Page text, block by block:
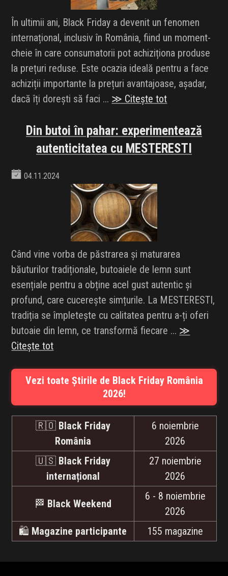
În ultimii ani, Black Friday a devenit un fenomen
internațional, inclusiv în România, fiind un moment-
cheie în care consumatorii pot achiziționa produse
la prețuri reduse. Este ocazia ideală pentru a face
achiziții importante la prețuri avantajoase, așadar,
dacă îți dorești să faci ... ≫ Citește tot
Din butoi în pahar: experimentează
autenticitatea cu MESTERESTI
04.11.2024
Când vine vorba de păstrarea și maturarea
băuturilor tradiționale, butoaiele de lemn sunt
esențiale pentru a obține acel gust autentic și
profund, care cucerește simțurile. La MESTERESTI,
tradiția se împletește cu calitatea pentru a-ți oferi
butoaie din lemn, ce transformă fiecare ... ≫
Citește tot
Vezi toate Știrile de Black Friday România
2026!
🇷🇴 Black Friday
România
6 noiembrie
2026
🇺🇸 Black Friday
internațional
27 noiembrie
2026
🏁 Black Weekend
6 - 8 noiembrie
2026
🛍️ Magazine participante 155 magazine